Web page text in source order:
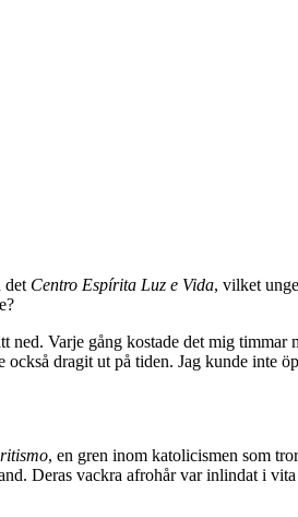
det Centro Espírita Luz e Vida, vilket
Varje gång kostade det mig
dragit ut på tiden. Jag kunde
, en gren inom katolicismen som
Deras vackra afrohår var inlindat i